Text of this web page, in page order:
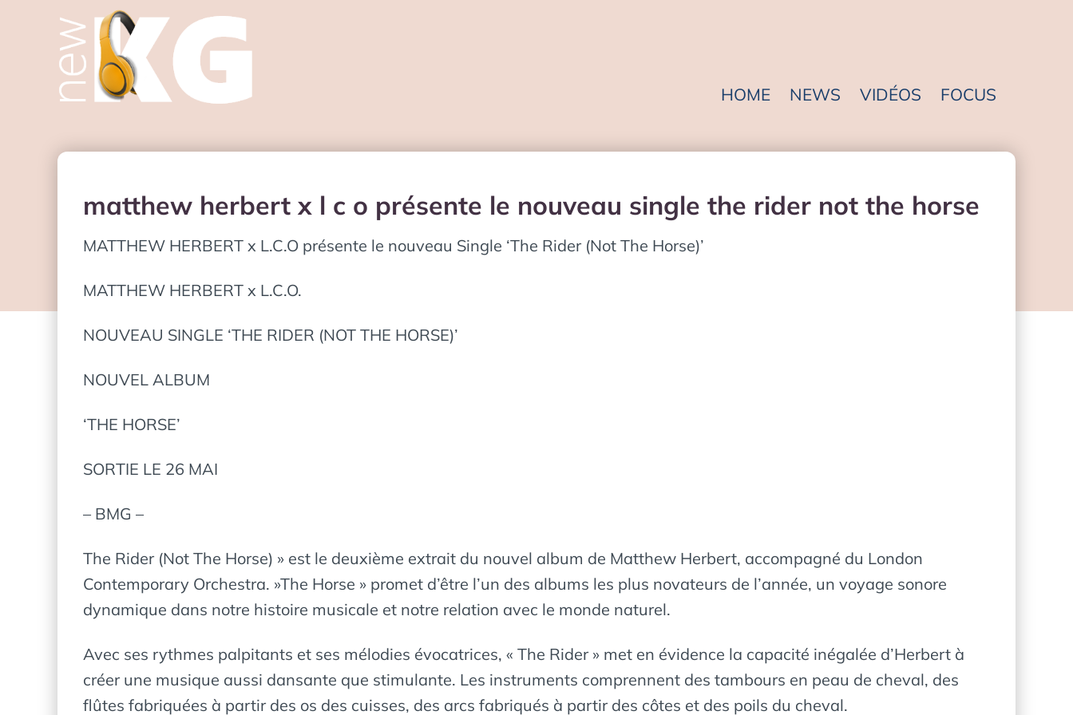
HOME NEWS VIDÉOS FOCUS
matthew herbert x l c o présente le nouveau single the rider not the horse
MATTHEW HERBERT x L.C.O présente le nouveau Single ‘The Rider (Not The Horse)’
MATTHEW HERBERT x L.C.O.
NOUVEAU SINGLE ‘THE RIDER (NOT THE HORSE)’
NOUVEL ALBUM
‘THE HORSE’
SORTIE LE 26 MAI
– BMG –
The Rider (Not The Horse) » est le deuxième extrait du nouvel album de Matthew Herbert, accompagné du London
Contemporary Orchestra. »The Horse » promet d’être l’un des albums les plus novateurs de l’année, un voyage sonore
dynamique dans notre histoire musicale et notre relation avec le monde naturel.
Avec ses rythmes palpitants et ses mélodies évocatrices, « The Rider » met en évidence la capacité inégalée d’Herbert à
créer une musique aussi dansante que stimulante. Les instruments comprennent des tambours en peau de cheval, des
flûtes fabriquées à partir des os des cuisses, des arcs fabriqués à partir des côtes et des poils du cheval.